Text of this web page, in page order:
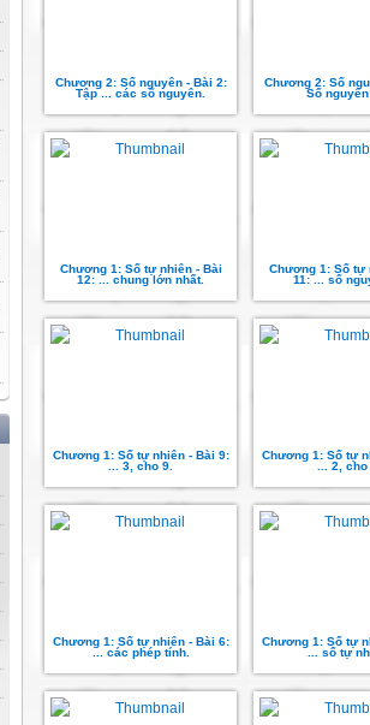
Chương 2: Số nguyên - Bài 2:
Tập ... các số nguyên.
Chương 2: Số
Số nguyên
Chương 1: Số tự nhiên - Bài
12: ... chung lớn nhất.
Chương 1: Số tự
11: ... số
Chương 1: Số tự nhiên - Bài 9:
... 3, cho 9.
Chương 1: Số tự
... 2, cho
Chương 1: Số tự nhiên - Bài 6:
... các phép tính.
Chương 1: Số tự
... số tự